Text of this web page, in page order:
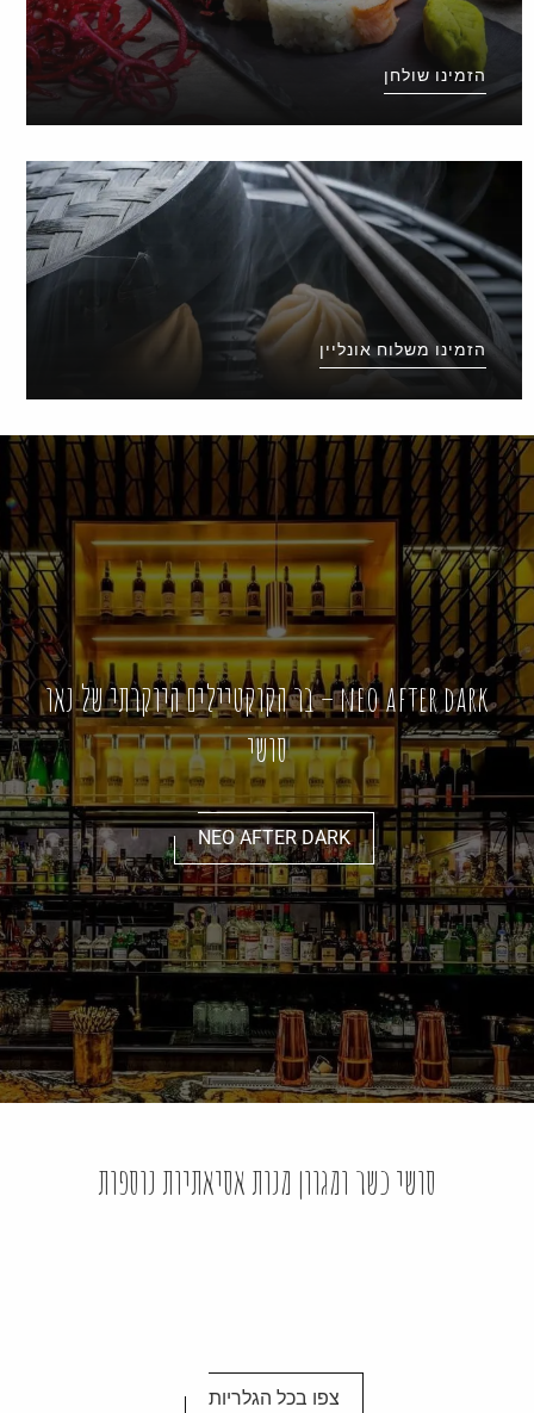
הזמינו שולחן
הזמינו משלוח אונליין
neo after dark – בר הקוקטיילים היוקרתי של נאו
סושי
NEO AFTER DARK
סושי כשר ומגוון מנות אסיאתיות נוספות
צפו בכל הגלריות